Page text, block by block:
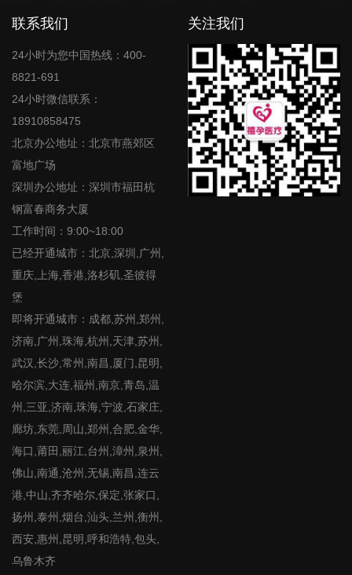
联系我们
24小时为您中国热线：400-
8821-691
24小时微信联系：
18910858475
北京办公地址：北京市燕郊区
富地广场
深圳办公地址：深圳市福田杭
钢富春商务大厦
工作时间：9:00~18:00
已经开通城市：北京,深圳,广州,
重庆,上海,香港,洛杉矶,圣彼得
堡
即将开通城市：成都,苏州,郑州,
济南,广州,珠海,杭州,天津,苏州,
武汉,长沙,常州,南昌,厦门,昆明,
哈尔滨,大连,福州,南京,青岛,温
州,三亚,济南,珠海,宁波,石家庄,
廊坊,东莞,周山,郑州,合肥,金华,
海口,莆田,丽江,台州,漳州,泉州,
佛山,南通,沧州,无锡,南昌,连云
港,中山,齐齐哈尔,保定,张家口,
扬州,泰州,烟台,汕头,兰州,衡州,
西安,惠州,昆明,呼和浩特,包头,
乌鲁木齐
关注我们